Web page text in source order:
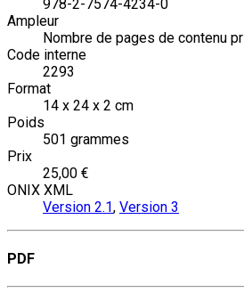
978-2-7574-4234-0
Ampleur
Nombre de pages de contenu
Code interne
2293
Format
14 x 24 x 2 cm
Poids
501 grammes
Prix
25,00 €
ONIX XML
Version 2.1, Version 3
PDF